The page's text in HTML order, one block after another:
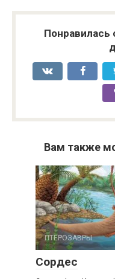
Понравилась
Вам также
ПТЕРОЗАВРЫ
Сордес